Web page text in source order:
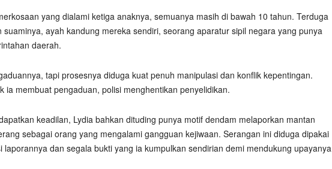
yang dialami ketiga anaknya, semuanya masih di bawah 10 tahun. Terduga
suaminya, ayah kandung mereka sendiri, seorang aparatur sipil negara yang punya
daerah.
tapi prosesnya diduga kuat penuh manipulasi dan konflik kepentingan.
ia membuat pengaduan, polisi menghentikan penyelidikan.
keadilan, Lydia bahkan dituding punya motif dendam melaporkan mantan
sebagai orang yang mengalami gangguan kejiwaan. Serangan ini diduga dipakai
laporannya dan segala bukti yang ia kumpulkan sendirian demi mendukung upayanya